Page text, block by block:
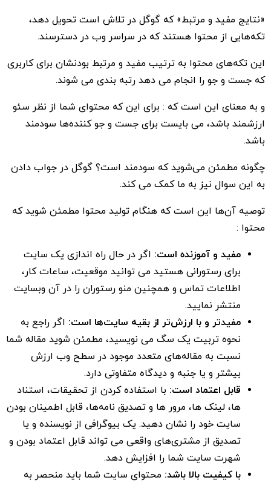
«نتایج مفید و مرتبط» که گوگل در تلاش است تحویل دهد،
تکه‌هایی از محتوا هستند که در سراسر وب در دسترسند.
این تکه‌های محتوا به ترتیب مفید و مرتبط بودنشان برای کاربری
که جست و جو را انجام می دهد رتبه بندی می شوند.
و به معنای این است که : برای این که محتوای شما از نظر سئو
ارزشمند باشد، می بایست برای جست و جو کننده‌ها سودمند
باشد.
چگونه مطمئن می‌شوید که سودمند است؟ گوگل در جواب دادن
به این سوال نیز به ما کمک می کند.
توصیه آن‌ها این است که هنگام تولید محتوا مطمئن شوید که
محتوا :
مفید و آموزنده است: اگر در حال راه اندازی یک سایت
برای رستورانی هستید می توانید موقعیت، ساعات کار،
اطلاعات تماس و همچنین منو رستوران را در آن وبسایت
منتشر نمایید.
مفیدتر و با ارزش‌تر از بقیه سایت‌ها است: اگر راجع به
نحوه تربیت یک سگ می نویسید، مطمئن شوید مقاله شما
نسبت به مقاله‌های متعدد موجود در سطح وب ارزش
بیشتر و یا جنبه و دیدگاه متفاوتی دارد.
قابل اعتماد است: با استفاده کردن از تحقیقات، استناد
ها، لینک ها، مرور ها و تصدیق نامه‌ها، قابل اطمینان بودن
سایت خود را نشان دهید. یک بیوگرافی از نویسنده و یا
تصدیق از مشتری‌های واقعی می تواند قابل اعتماد بودن و
شهرت سایت شما را افزایش دهد.
با کیفیت بالا باشد: محتوای سایت شما باید منحصر به